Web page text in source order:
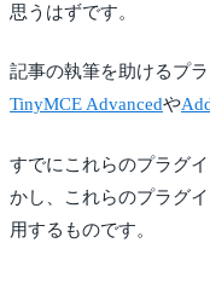
思うはずです。
記事の執筆を助けるプ
TinyMCE Advancedや
すでにこれらのプラグ
かし、これらのプラグ
用するものです。